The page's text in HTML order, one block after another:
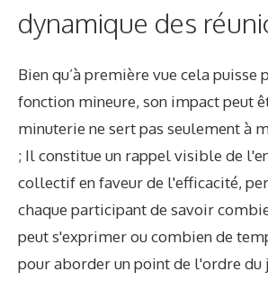
dynamique des
Bien qu’à première vue cela puisse
fonction mineure, son impact peut
minuterie ne sert pas seulement à
; Il constitue un rappel visible de
collectif en faveur de l'efficacité,
chaque participant de savoir
peut s'exprimer ou combien de
pour aborder un point de l'ordre du